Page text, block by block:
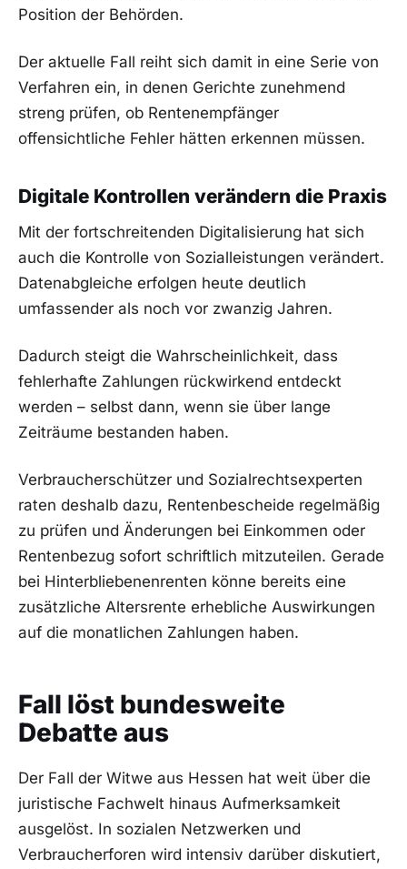
Position der Behörden.
Der aktuelle Fall reiht sich damit in eine Serie von
Verfahren ein, in denen Gerichte zunehmend
streng prüfen, ob Rentenempfänger
offensichtliche Fehler hätten erkennen müssen.
Digitale Kontrollen verändern die Praxis
Mit der fortschreitenden Digitalisierung hat sich
auch die Kontrolle von Sozialleistungen verändert.
Datenabgleiche erfolgen heute deutlich
umfassender als noch vor zwanzig Jahren.
Dadurch steigt die Wahrscheinlichkeit, dass
fehlerhafte Zahlungen rückwirkend entdeckt
werden – selbst dann, wenn sie über lange
Zeiträume bestanden haben.
Verbraucherschützer und Sozialrechtsexperten
raten deshalb dazu, Rentenbescheide regelmäßig
zu prüfen und Änderungen bei Einkommen oder
Rentenbezug sofort schriftlich mitzuteilen. Gerade
bei Hinterbliebenenrenten könne bereits eine
zusätzliche Altersrente erhebliche Auswirkungen
auf die monatlichen Zahlungen haben.
Fall löst bundesweite
Debatte aus
Der Fall der Witwe aus Hessen hat weit über die
juristische Fachwelt hinaus Aufmerksamkeit
ausgelöst. In sozialen Netzwerken und
Verbraucherforen wird intensiv darüber diskutiert,